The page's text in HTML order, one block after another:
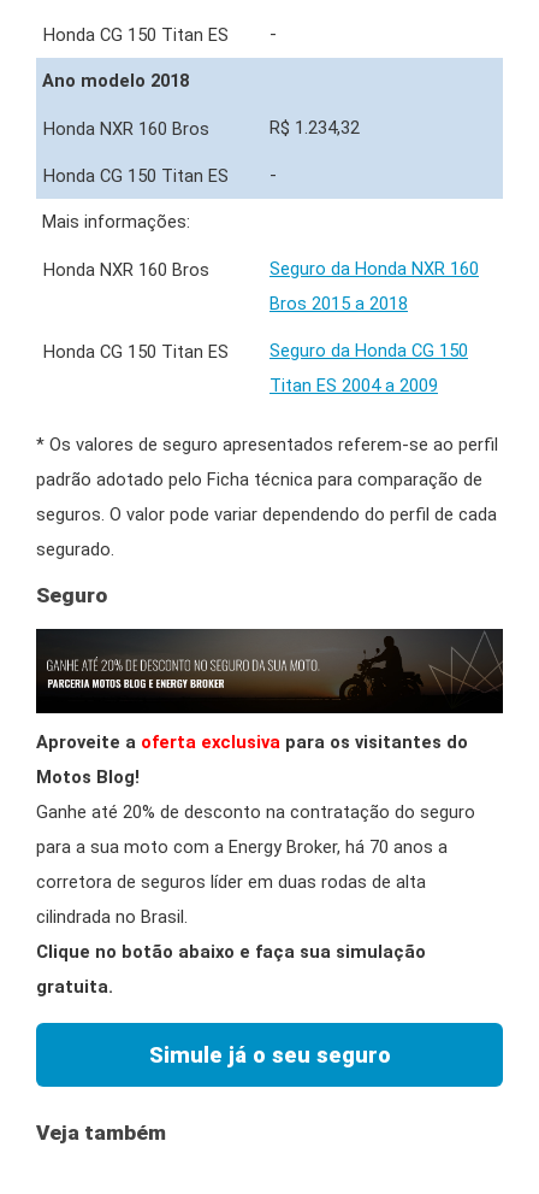
-
Ano modelo 2018
R$ 1.234,32
-
Mais informações:
Seguro da Honda NXR 160
Bros 2015 a 2018
Seguro da Honda CG 150
Titan ES 2004 a 2009
* Os valores de seguro apresentados referem-se ao perfil
padrão adotado pelo Ficha técnica para comparação de
seguros. O valor pode variar dependendo do perfil de cada
segurado.
Seguro
Aproveite a oferta exclusiva para os visitantes do
Motos Blog!
Ganhe até 20% de desconto na contratação do seguro
para a sua moto com a Energy Broker, há 70 anos a
corretora de seguros líder em duas rodas de alta
cilindrada no Brasil.
Clique no botão abaixo e faça sua simulação
gratuita.
Simule já o seu seguro
Veja também